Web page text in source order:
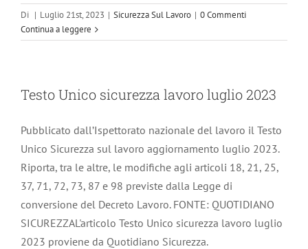
Di | Luglio 21st, 2023 | Sicurezza Sul Lavoro | 0 Commenti
Continua a leggere
Testo Unico sicurezza lavoro luglio 2023
Pubblicato dall’Ispettorato nazionale del lavoro il Testo
Unico Sicurezza sul lavoro aggiornamento luglio 2023.
Riporta, tra le altre, le modifiche agli articoli 18, 21, 25,
37, 71, 72, 73, 87 e 98 previste dalla Legge di
conversione del Decreto Lavoro. FONTE: QUOTIDIANO
SICUREZZAL'articolo Testo Unico sicurezza lavoro luglio
2023 proviene da Quotidiano Sicurezza.